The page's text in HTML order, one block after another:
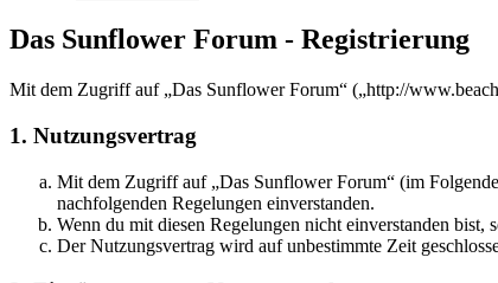
Das Sunflower Forum - Registrierung
Mit dem Zugriff auf „Das Sunflower Forum“ („http://
1. Nutzungsvertrag
Mit dem Zugriff auf „Das Sunflower Forum“ (im
nachfolgenden Regelungen einverstanden.
Wenn du mit diesen Regelungen nicht einverstanden
Der Nutzungsvertrag wird auf unbestimmte Zeit